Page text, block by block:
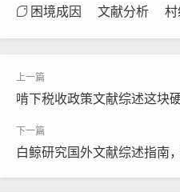
困境成因 文献分析 村
啃下税收政策文献综述这块
白鲸研究国外文献综述指南